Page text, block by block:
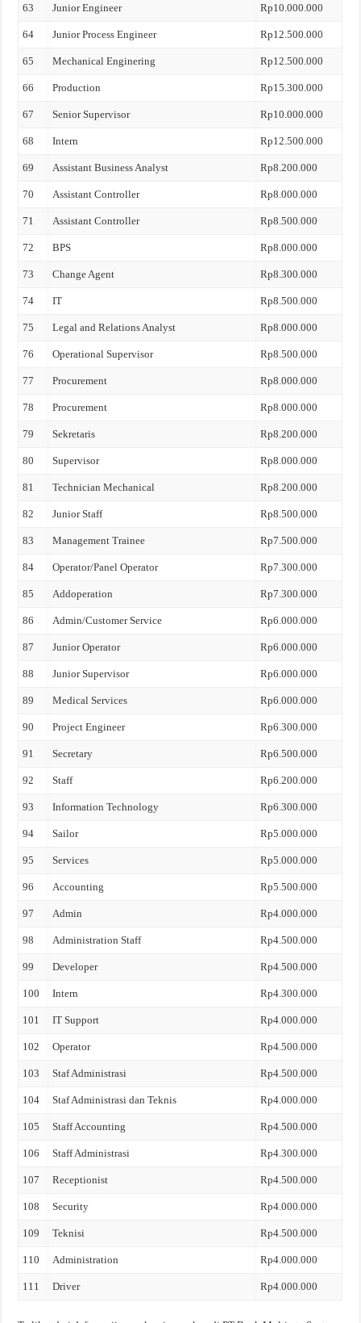
63 Junior Engineer Rp10.000.000
64 Junior Process Engineer Rp12.500.000
65 Mechanical Enginering Rp12.500.000
66 Production Rp15.300.000
67 Senior Supervisor Rp10.000.000
68 Intern Rp12.500.000
69 Assistant Business Analyst Rp8.200.000
70 Assistant Controller Rp8.000.000
71 Assistant Controller Rp8.500.000
72 BPS Rp8.000.000
73 Change Agent Rp8.300.000
74 IT Rp8.500.000
75 Legal and Relations Analyst Rp8.000.000
76 Operational Supervisor Rp8.500.000
77 Procurement Rp8.000.000
78 Procurement Rp8.000.000
79 Sekretaris Rp8.200.000
80 Supervisor Rp8.000.000
81 Technician Mechanical Rp8.200.000
82 Junior Staff Rp8.500.000
83 Management Trainee Rp7.500.000
84 Operator/Panel Operator Rp7.300.000
85 Addoperation Rp7.300.000
86 Admin/Customer Service Rp6.000.000
87 Junior Operator Rp6.000.000
88 Junior Supervisor Rp6.000.000
89 Medical Services Rp6.000.000
90 Project Engineer Rp6.300.000
91 Secretary Rp6.500.000
92 Staff Rp6.200.000
93 Information Technology Rp6.300.000
94 Sailor Rp5.000.000
95 Services Rp5.000.000
96 Accounting Rp5.500.000
97 Admin Rp4.000.000
98 Administration Staff Rp4.500.000
99 Developer Rp4.500.000
100 Intern Rp4.300.000
101 IT Support Rp4.000.000
102 Operator Rp4.500.000
103 Staf Administrasi Rp4.500.000
104 Staf Administrasi dan Teknis Rp4.000.000
105 Staff Accounting Rp4.500.000
106 Staff Administrasi Rp4.300.000
107 Receptionist Rp4.500.000
108 Security Rp4.000.000
109 Teknisi Rp4.500.000
110 Administration Rp4.000.000
111 Driver Rp4.000.000